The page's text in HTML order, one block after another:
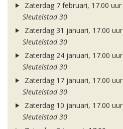
Zaterdag 7 februari, 17.00 uur
Sleutelstad 30
Zaterdag 31 januari, 17.00 uur
Sleutelstad 30
Zaterdag 24 januari, 17.00 uur
Sleutelstad 30
Zaterdag 17 januari, 17.00 uur
Sleutelstad 30
Zaterdag 10 januari, 17.00 uur
Sleutelstad 30